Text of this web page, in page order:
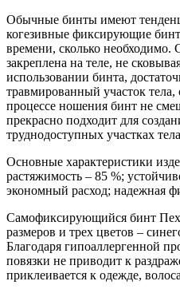
Обычные бинты имеют
когезивные фиксирующие
времени, сколько необходимо.
закреплена на теле, не
использовании бинта,
травмированный участок тела,
процессе ношения бинт не
прекрасно подходит для
труднодоступных участках тела
Основные характеристики
растяжимость – 85 %;
экономный расход; надежная
Самофиксирующийся бинт
размеров и трех цветов –
Благодаря гипоаллергенной
повязки не приводит к
приклеивается к одежде,